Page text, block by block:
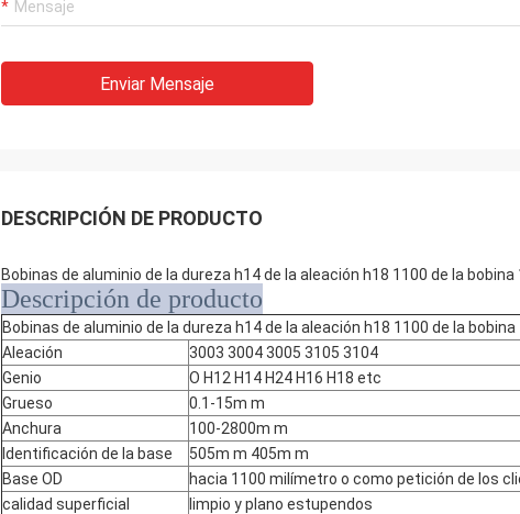
Enviar Mensaje
DESCRIPCIÓN DE PRODUCTO
Bobinas de aluminio de la dureza h14 de la aleación h18 1100 de la bobina
Descripción de producto
Bobinas de aluminio de la dureza h14 de la aleación h18 1100 de la bobina
Aleación
3003 3004 3005 3105 3104
Genio
O H12 H14 H24 H16 H18 etc
Grueso
0.1-15m m
Anchura
100-2800m m
Identificación de la base
505m m 405m m
Base OD
hacia 1100 milímetro o como petición de los
calidad superficial
limpio y plano estupendos